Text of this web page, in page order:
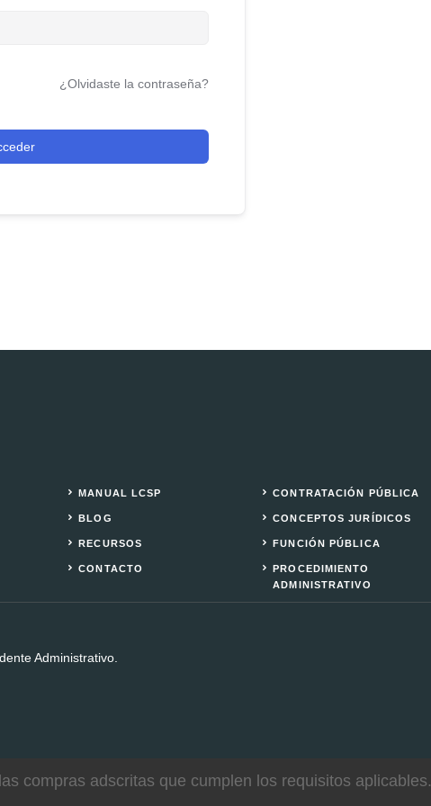
¿Olvidaste la contraseña?
MANUAL LCSP
BLOG
RECURSOS
CONTACTO
CONTRATACIÓN PÚBLICA
CONCEPTOS JURÍDICOS
FUNCIÓN PÚBLICA
PROCEDIMIENTO
ADMINISTRATIVO
Administrativo.
compras adscritas que cumplen los requisitos aplicables.